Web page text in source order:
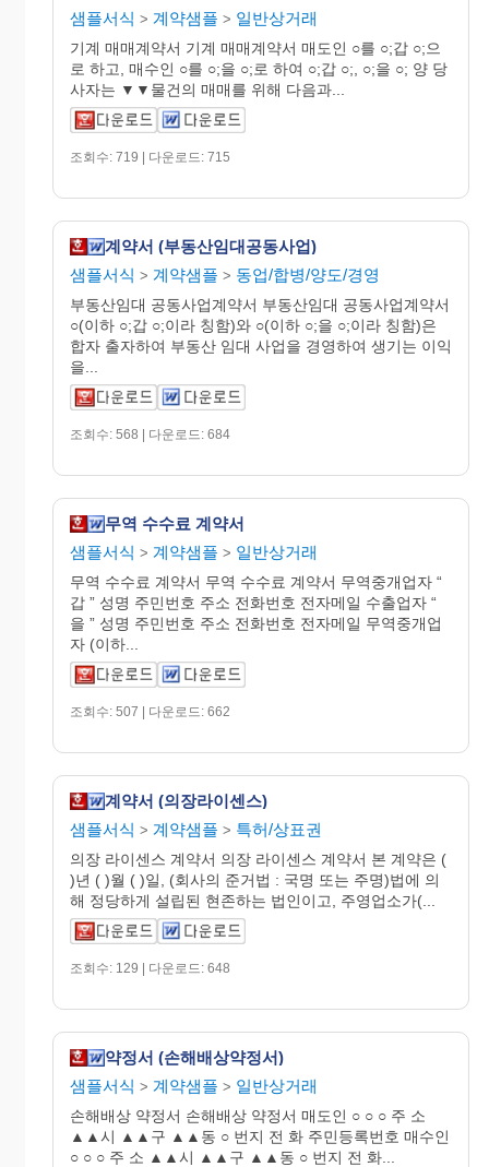
샘플서식 > 계약샘플 > 일반상거래
기계 매매계약서 기계 매매계약서 매도인 ○를 ○;갑 ○;으
로 하고, 매수인 ○를 ○;을 ○;로 하여 ○;갑 ○;, ○;을 ○; 양 당
사자는 ▼▼물건의 매매를 위해 다음과...
조회수: 719 | 다운로드: 715
계약서 (부동산임대공동사업)
샘플서식 > 계약샘플 > 동업/합병/양도/경영
부동산임대 공동사업계약서 부동산임대 공동사업계약서
○(이하 ○;갑 ○;이라 칭함)와 ○(이하 ○;을 ○;이라 칭함)은
합자 출자하여 부동산 임대 사업을 경영하여 생기는 이익
을...
조회수: 568 | 다운로드: 684
무역 수수료 계약서
샘플서식 > 계약샘플 > 일반상거래
무역 수수료 계약서 무역 수수료 계약서 무역중개업자 “
갑 ” 성명 주민번호 주소 전화번호 전자메일 수출업자 “
을 ” 성명 주민번호 주소 전화번호 전자메일 무역중개업
자 (이하...
조회수: 507 | 다운로드: 662
계약서 (의장라이센스)
샘플서식 > 계약샘플 > 특허/상표권
의장 라이센스 계약서 의장 라이센스 계약서 본 계약은 (
)년 ( )월 ( )일, (회사의 준거법 : 국명 또는 주명)법에 의
해 정당하게 설립된 현존하는 법인이고, 주영업소가(...
조회수: 129 | 다운로드: 648
약정서 (손해배상약정서)
샘플서식 > 계약샘플 > 일반상거래
손해배상 약정서 손해배상 약정서 매도인 ○ ○ ○ 주 소
▲▲시 ▲▲구 ▲▲동 ○ 번지 전 화 주민등록번호 매수인
○ ○ ○ 주 소 ▲▲시 ▲▲구 ▲▲동 ○ 번지 전 화...